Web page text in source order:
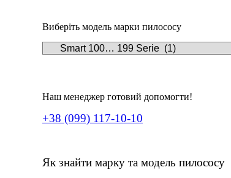
Виберіть модель марки пилососу
Наш менеджер готовий допомогти!
+38 (099) 117-10-10
Як знайти марку та модель пилососу